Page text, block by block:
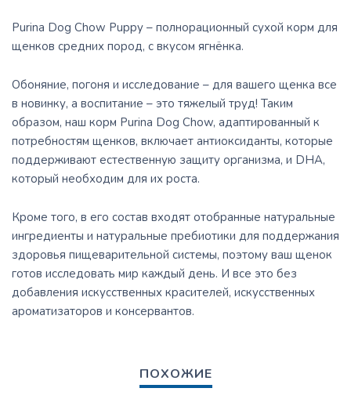
Purina Dog Chow Puppy – полнорационный сухой корм для
щенков средних пород, с вкусом ягнёнка.
Обоняние, погоня и исследование – для вашего щенка все
в новинку, а воспитание – это тяжелый труд! Таким
образом, наш корм Purina Dog Chow, адаптированный к
потребностям щенков, включает антиоксиданты, которые
поддерживают естественную защиту организма, и DHA,
который необходим для их роста.
Кроме того, в его состав входят отобранные натуральные
ингредиенты и натуральные пребиотики для поддержания
здоровья пищеварительной системы, поэтому ваш щенок
готов исследовать мир каждый день. И все это без
добавления искусственных красителей, искусственных
ароматизаторов и консервантов.
ПОХОЖИЕ